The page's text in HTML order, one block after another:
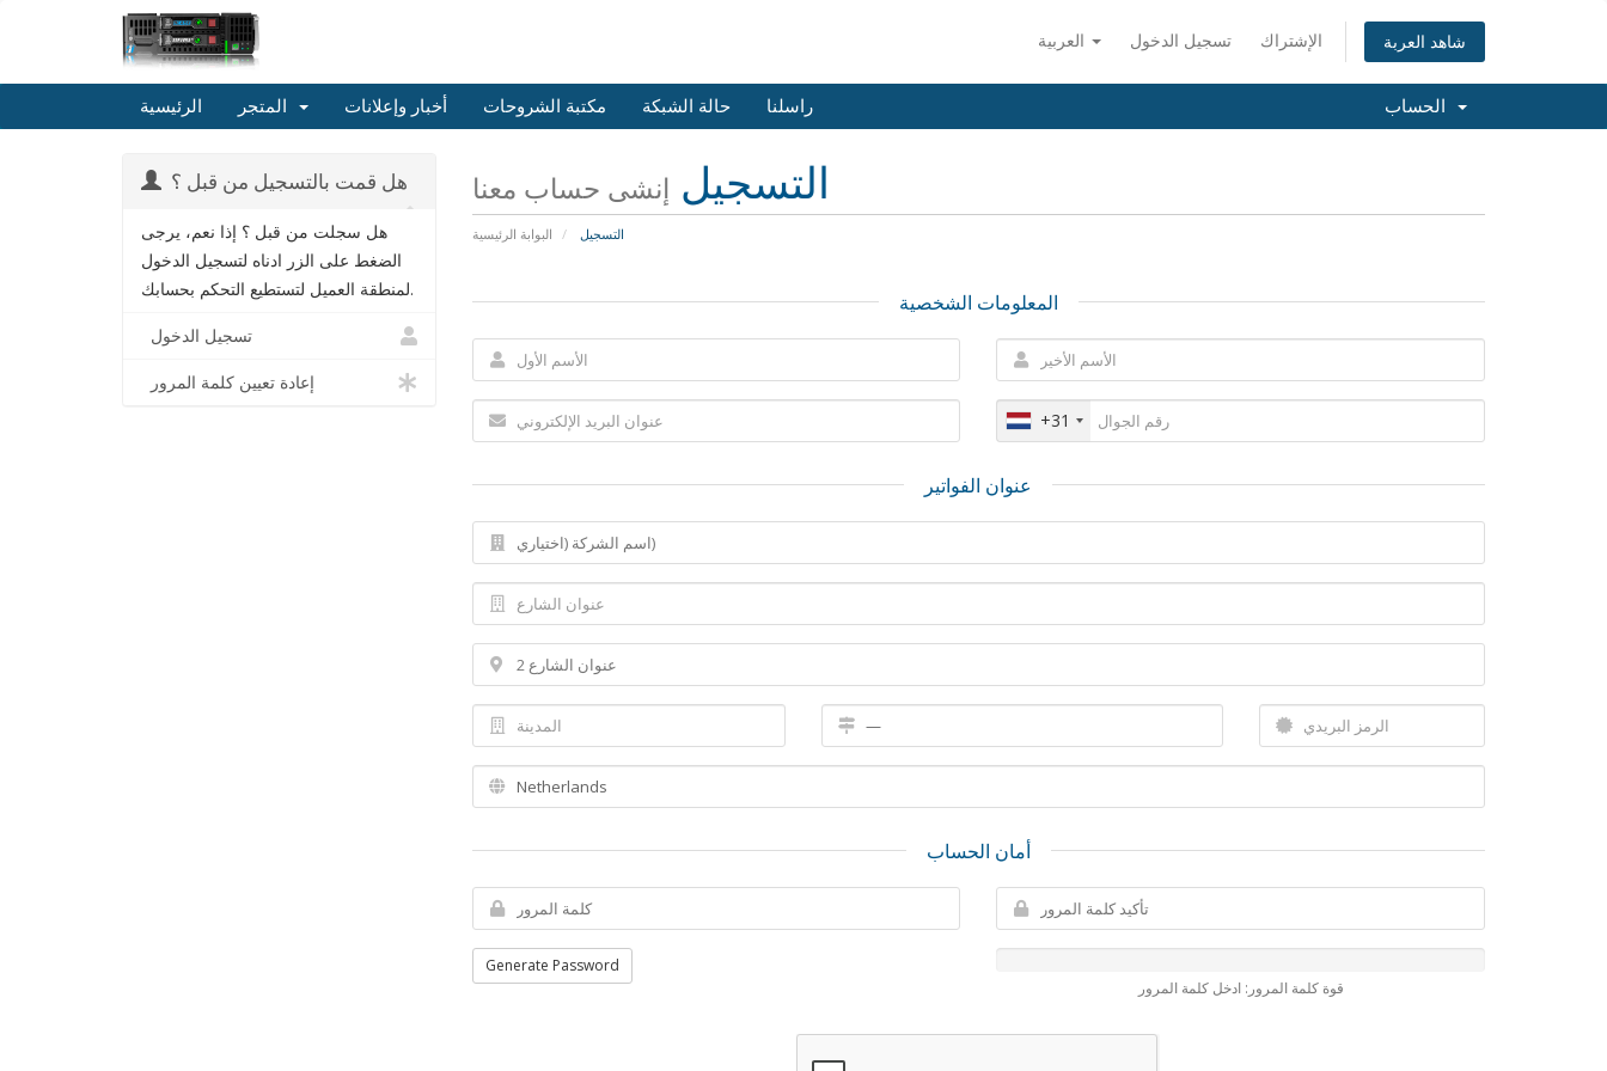
تسجيل الدخول الإشتراك شاهد العربة
الرئيسية أخبار وإعلانات مكتبة الشروحات حالة الشبكة راسلنا
التسجيل إنشى حساب معنا
البوابة الرئيسية التسجيل
هل قمت بالتسجيل من قبل ؟
هل سجلت من قبل ؟ إذا نعم، يرجى
الضغط على الزر ادناه لتسجيل الدخول
لمنطقة العميل لتستطيع التحكم بحسابك.
تسجيل الدخول
إعادة تعيين كلمة المرور
المعلومات الشخصية
+31
عنوان الفواتير
أمان الحساب
Generate Password
قوة كلمة المرور: ادخل كلمة المرور